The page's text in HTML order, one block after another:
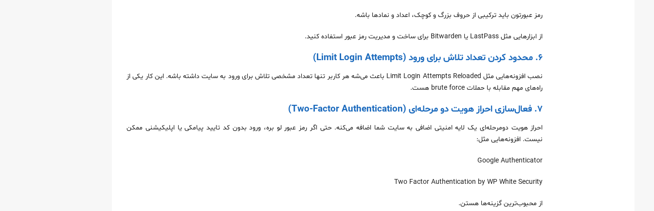
رمز عبورتون باید ترکیبی از حروف بزرگ و کوچک، اعداد و نمادها باشه.
از ابزارهایی مثل LastPass یا Bitwarden برای ساخت و مدیریت رمز عبور استفاده کنید.
۶. محدود کردن تعداد تلاش برای ورود (Limit Login Attempts)
نصب افزونه‌هایی مثل Limit Login Attempts Reloaded باعث می‌شه هر کاربر تنها تعداد مشخصی تلاش برای ورود به سایت داشته باشه. این کار یکی از
راه‌های مهم مقابله با حملات brute force هست.
۷. فعال‌سازی احراز هویت دو مرحله‌ای (Two-Factor Authentication)
احراز هویت دومرحله‌ای یک لایه امنیتی اضافی به سایت شما اضافه می‌کنه. حتی اگر رمز عبور لو بره، ورود بدون کد تایید پیامکی یا اپلیکیشنی ممکن
نیست. افزونه‌هایی مثل:
Google Authenticator
Two Factor Authentication by WP White Security
از محبوب‌ترین گزینه‌ها هستن.